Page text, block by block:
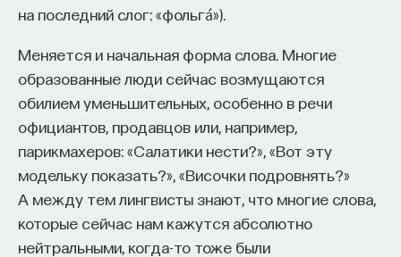
на последний слог: «фольга́»).
Меняется и начальная форма слова. Многие
образованные люди сейчас возмущаются
обилием уменьшительных, особенно в речи
официантов, продавцов или, например,
парикмахеров: «Салатики нести?», «Вот эту
модельку показать?», «Височки подровнять?»
А между тем лингвисты знают, что многие слова,
которые сейчас нам кажутся абсолютно
нейтральными, когда-то тоже были
Внеси свой вклад в дело
просвещения!
ПОДДЕРЖАТЬ ПОСТНАУКУ
Если мы совершим прыжок почти в наши времена,
туда, где царствует наука о душе — психология, —
туда, где царит психоанализ, мы обнаружим
новую картину. Оказывается, начиная
с Вильгельма Вундта и заканчивая Юнгом,
величайшие психологи конца XIX — начала
XX столетия открыли миф как представление
человеческого бессознательного
и коллективного бессознательного, если говорить
об архетипах Юнга.